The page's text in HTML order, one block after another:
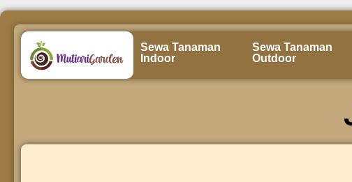
Sewa Tanaman
Indoor
Sewa Tanaman
Outdoor